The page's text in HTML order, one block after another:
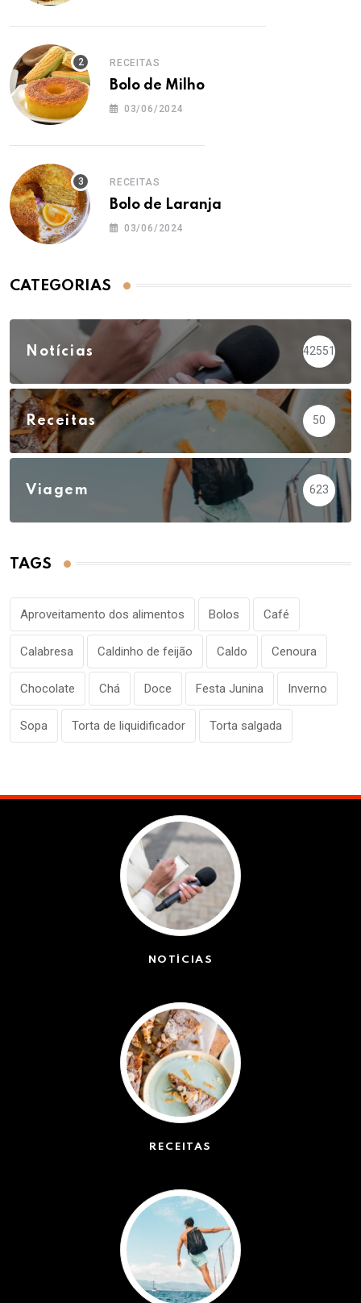
RECEITAS
Bolo de Milho
03/06/2024
RECEITAS
Bolo de Laranja
03/06/2024
CATEGORIAS
Notícias 42551
Receitas 50
Viagem 623
TAGS
Aproveitamento dos alimentos Bolos Café
Calabresa Caldinho de feijão Caldo Cenoura
Chocolate Chá Doce Festa Junina Inverno
Sopa Torta de liquidificador Torta salgada
NOTÍCIAS
RECEITAS